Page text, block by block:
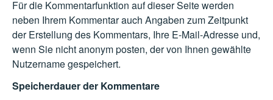
Für die Kommentarfunktion auf dieser Seite werden
neben Ihrem Kommentar auch Angaben zum Zeitpunkt
der Erstellung des Kommentars, Ihre E-Mail-Adresse und,
wenn Sie nicht anonym posten, der von Ihnen gewählte
Nutzername gespeichert.
Speicherdauer der Kommentare